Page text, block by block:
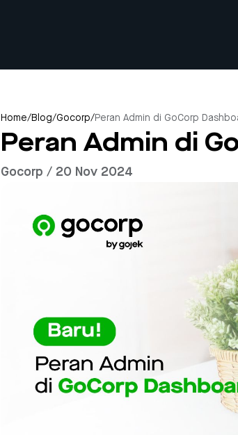
Home/Blog/Gocorp/Peran Admin di GoCorp
Peran Admin di
Gocorp / 20 Nov 2024